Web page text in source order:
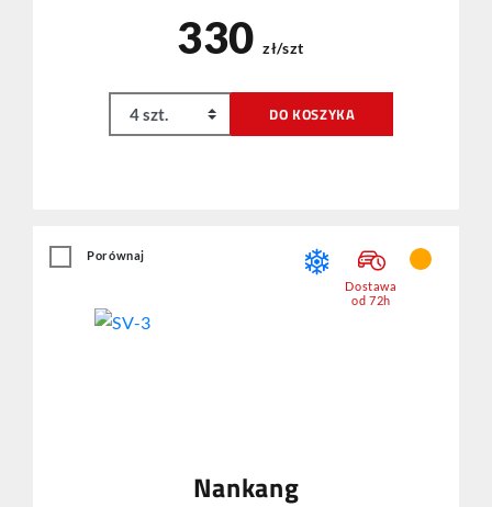
330 zł/szt
DO KOSZYKA
Nankang
Porównaj
Dostawa
od 72h